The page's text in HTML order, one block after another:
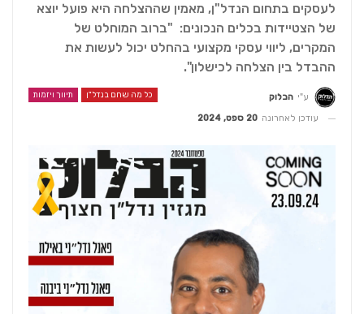
לעסקים בתחום הנדל"ן, מאמין שההצלחה היא פועל יוצא
של הצטיידות בכלים הנכונים: "ברוב המוחלט של
המקרים, ליווי עסקי מקצועי בהחלט יכול לעשות את
ההבדל בין הצלחה לכישלון".
כל מה שחם בנדל"ן תיווך ויזמות ע"י הבלוק
עודכן לאחרונה 20 ספט, 2024